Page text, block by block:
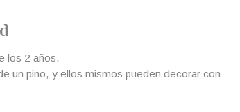
los 2 años.
un pino, y ellos mismos pueden decorar con